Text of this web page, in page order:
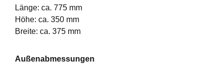
Länge: ca. 775 mm
Höhe: ca. 350 mm
Breite: ca. 375 mm
Außenabmessungen